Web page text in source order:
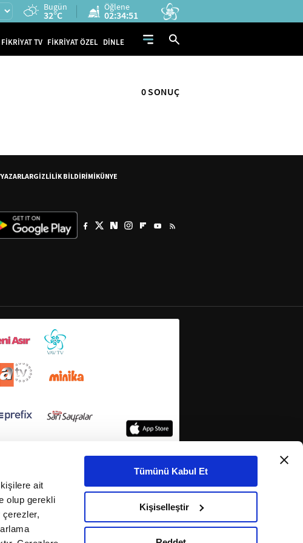
ait
olup gerekli
çerezler,
Tümünü Kabul Et
Kişiselleştir
Bugün
32°C
Öğlene
02:34:51
FİKRİYAT TV FİKRİYAT ÖZEL DİNLE
0 SONUÇ
YAZARLARGİZLİLİK BİLDİRİMİKÜNYE